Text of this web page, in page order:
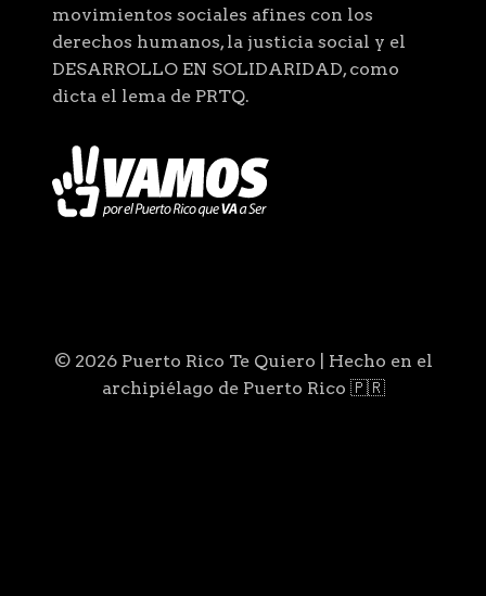
movimientos sociales afines con los
derechos humanos, la justicia social y el
DESARROLLO EN SOLIDARIDAD, como
dicta el lema de PRTQ.
© 2026 Puerto Rico Te Quiero | Hecho en el
archipiélago de Puerto Rico 🇵🇷